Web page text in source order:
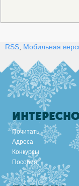
RSS Мобильная
Почитать
Адреса
Конкурсы
Пособия